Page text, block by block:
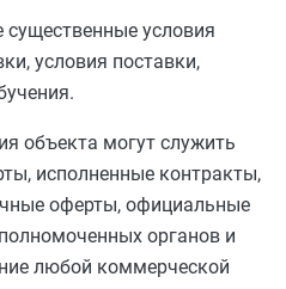
условия
условия поставки,
объекта могут служить
исполненные контракты,
оферты, официальные
органов и
любой коммерческой